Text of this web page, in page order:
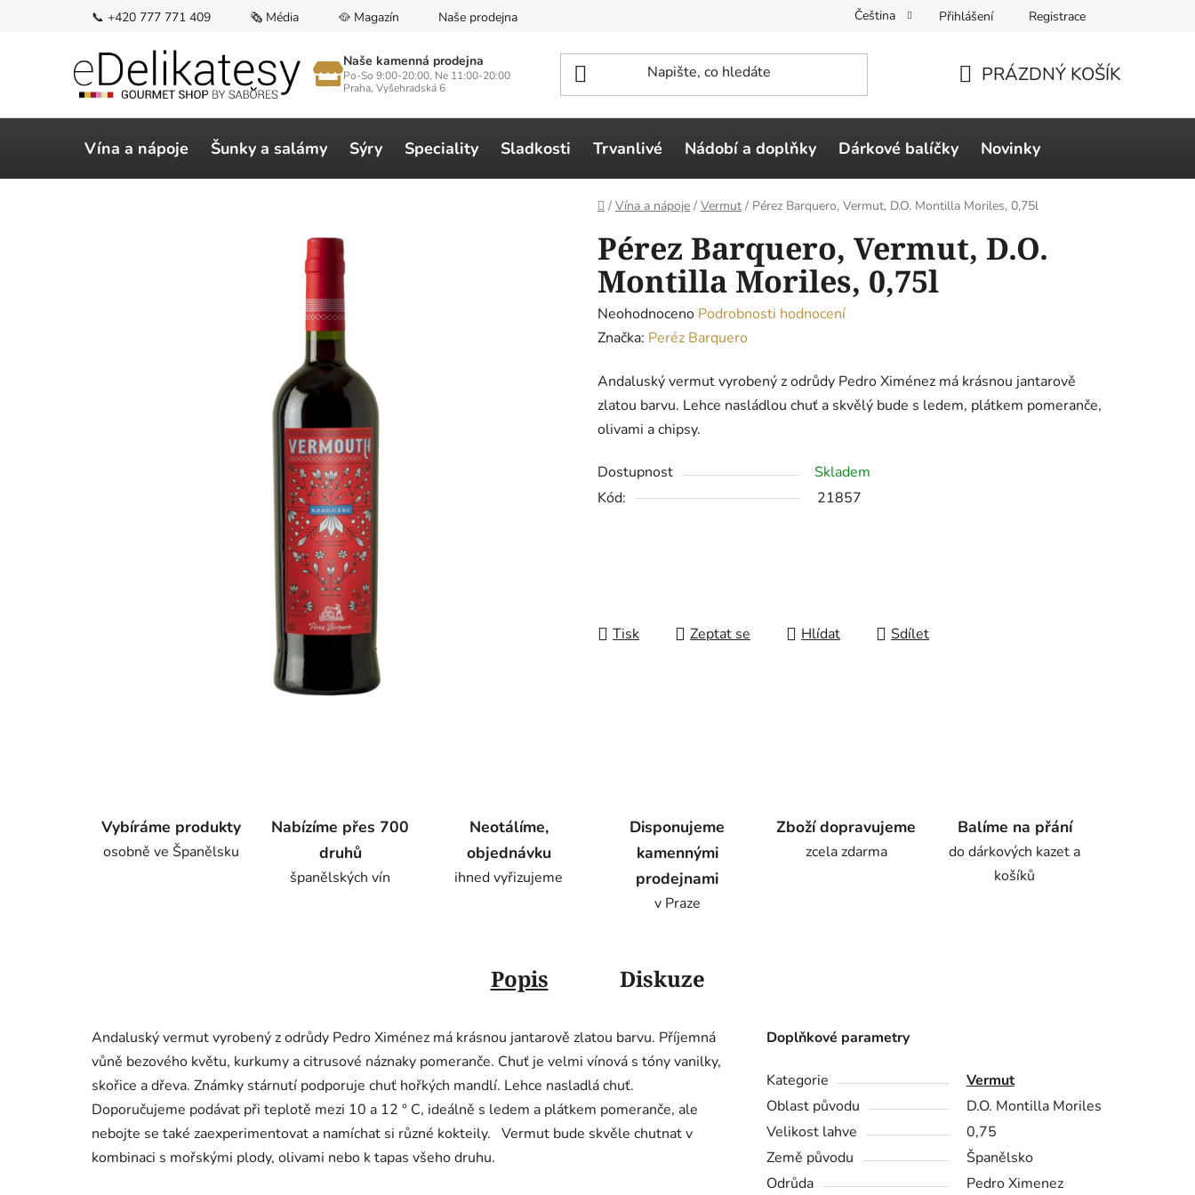
📞 +420 777 771 409 🗞️ Média 🥘 Magazín Naše prodejna Čeština Přihlášení Registrace
Naše kamenná prodejna
Po-So 9:00-20:00, Ne 11:00-20:00
Praha, Vyšehradská 6
KOŠÍK
PRÁZDNÝ KOŠÍK
Vína a nápoje Šunky a salámy Sýry Speciality Sladkosti Trvanlivé Nádobí a doplňky Dárkové balíčky Novinky
Domů
/ Vína a nápoje / Vermut / Pérez Barquero, Vermut, D.O. Montilla Moriles, 0,75l
Pérez Barquero, Vermut, D.O.
Montilla Moriles, 0,75l
Průměrné
hodnocení
je
0,0
z
hvězdiček.
Neohodnoceno Podrobnosti hodnocení
Značka: Peréz Barquero
Andaluský vermut vyrobený z odrůdy Pedro Ximénez má krásnou jantarově
zlatou barvu. Lehce nasládlou chuť a skvělý bude s ledem, plátkem pomeranče,
olivami a chipsy.
Dostupnost
Skladem
Kód:
21857
Tisk Zeptat se Hlídat Sdílet
Vybíráme produkty
osobně ve Španělsku
Nabízíme přes 700
druhů
španělských vín
Neotálíme,
objednávku
ihned vyřizujeme
Disponujeme
kamennými
prodejnami
v Praze
Zboží dopravujeme
zcela zdarma
Balíme na přání
do dárkových kazet a
košíků
Popis Diskuze
Andaluský vermut vyrobený z odrůdy Pedro Ximénez má krásnou jantarově zlatou barvu. Příjemná
vůně bezového květu, kurkumy a citrusové náznaky pomeranče. Chuť je velmi vínová s tóny vanilky,
skořice a dřeva. Známky stárnutí podporuje chuť hořkých mandlí. Lehce nasladlá chuť.
Doporučujeme podávat při teplotě mezi 10 a 12 ° C, ideálně s ledem a plátkem pomeranče, ale
nebojte se také zaexperimentovat a namíchat si různé kokteily. Vermut bude skvěle chutnat v
kombinaci s mořskými plody, olivami nebo k tapas všeho druhu.
Doplňkové parametry
Kategorie
Vermut
Oblast původu
D.O. Montilla Moriles
Velikost lahve
0,75
Země původu
Španělsko
Odrůda
Pedro Ximenez